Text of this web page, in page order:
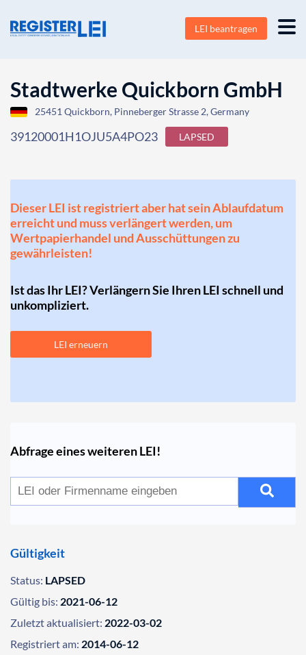
LEI beantragen
Stadtwerke Quickborn GmbH
25451 Quickborn, Pinneberger Strasse 2, Germany
39120001H1OJU5A4PO23 LAPSED
Dieser LEI ist registriert aber hat sein Ablaufdatum
erreicht und muss verlängert werden, um
Wertpapierhandel und Ausschüttungen zu
gewährleisten!
Ist das Ihr LEI? Verlängern Sie Ihren LEI schnell und
unkompliziert.
LEI erneuern
Abfrage eines weiteren LEI!
Gültigkeit
Status: LAPSED
Gültig bis: 2021-06-12
Zuletzt aktualisiert: 2022-03-02
Registriert am: 2014-06-12